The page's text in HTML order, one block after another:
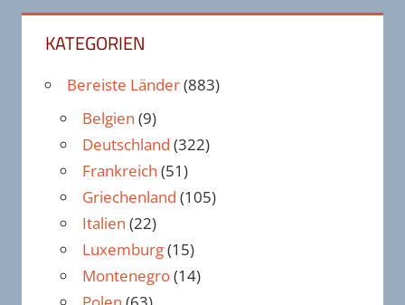
KATEGORIEN
Bereiste Länder(883)
Belgien (9)
Deutschland (322)
Frankreich (51)
Griechenland (105)
Italien (22)
Luxemburg(15)
Montenegro(14)